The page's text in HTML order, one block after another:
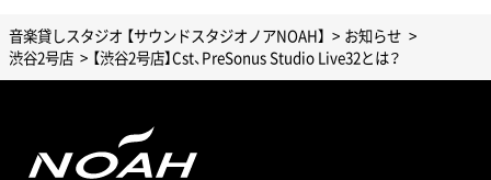
音楽貸しスタジオ 【サウンドスタジオノアNOAH】
お知らせ
渋谷2号店
【渋谷2号店】Cst、PreSonus Studio Live32とは？